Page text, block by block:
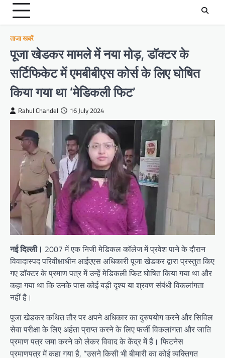
ताजा खबरें
पूजा खेडकर मामले में नया मोड़, डॉक्टर के
सर्टिफिकेट में एमबीबीएस कोर्स के लिए घोषित
किया गया था ‘मेडिकली फिट’
Rahul Chandel 16 July 2024
नई दिल्ली। 2007 में एक निजी मेडिकल कॉलेज में प्रवेश पाने के दौरान
विवादास्पद परिवीक्षाधीन आईएएस अधिकारी पूजा खेडकर द्वारा प्रस्तुत किए
गए डॉक्टर के प्रमाण पत्र में उन्हें मेडिकली फिट घोषित किया गया था और
कहा गया था कि उनके पास कोई बड़ी दृश्य या श्रवण संबंधी विकलांगता
नहीं है।
पूजा खेडकर कथित तौर पर अपने अधिकार का दुरुपयोग करने और सिविल
सेवा परीक्षा के लिए अर्हता प्राप्त करने के लिए फर्जी विकलांगता और जाति
प्रमाण पत्र जमा करने को लेकर विवाद के केंद्र में हैं। फिटनेस
प्रमाणपत्र में कहा गया है, “उसने किसी भी बीमारी का कोई व्यक्तिगत